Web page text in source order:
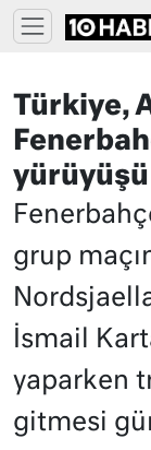
Türkiye,
grup
İsmail
yaparken
gitmesi